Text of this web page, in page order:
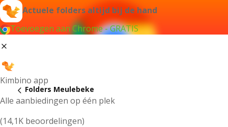
Actuele folders altijd bij de hand
Toevoegen aan Chrome - GRATIS
Kimbino app
Alle aanbiedingen op één plek
(14,1K beoordelingen)
Folders Meulebeke